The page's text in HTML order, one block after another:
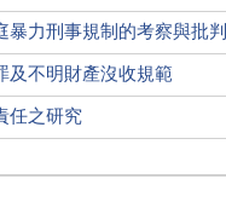
暴力刑事規制的考察與批判
及不明財產沒收規範
任之研究